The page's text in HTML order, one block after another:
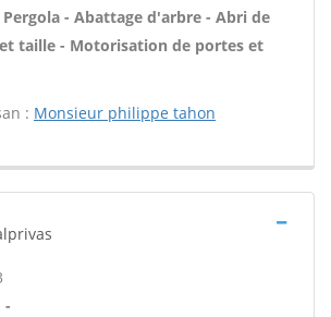
- Abattage d'arbre - Abri de
taille - Motorisation de portes et
: Monsieur philippe tahon
-